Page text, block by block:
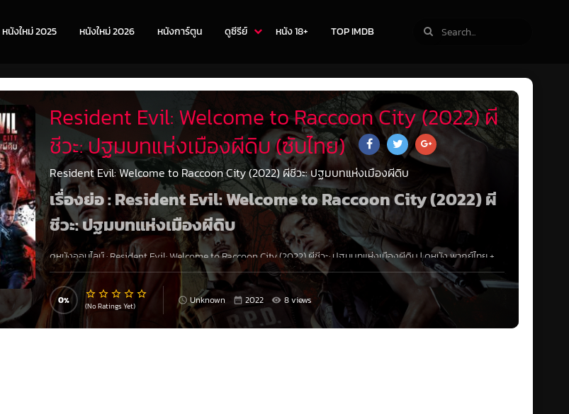
หนังใหม่ 2025 หนังใหม่ 2026 หนังการ์ตูน ดูซีรีย์ หนัง 18+ TOP IMDB
Resident Evil: Welcome to Raccoon City (2022) ผี
ชีวะ: ปฐมบทแห่งเมืองผีดิบ (ซับไทย)
Resident Evil: Welcome to Raccoon City (2022) ผีชีวะ: ปฐมบทแห่งเมืองผีดิบ
เรื่องย่อ : Resident Evil: Welcome to Raccoon City (2022) ผี
ชีวะ: ปฐมบทแห่งเมืองผีดิบ
ดูหนังออนไลน์ :Resident Evil: Welcome to Raccoon City (2022) ผีชีวะ: ปฐมบทแห่งเมืองผีดิบ|ดูหนังพากย์ไทย +
ซับไทย 1080P เต็มเรื่อง กาลครั้งหนึ่งเมื่ออัมเบรลล่า คอร์เปอเรชั่น บริษัทยายักษ์ใหญ่เฟื่องฟู เมืองแรคคูนซิตี้กลับค่อย
ๆ ตายลงอย่างช้า ๆ ครั้นบริษัทหายจากไปเมืองก็กลับกลายเป็นเมืองว่างเปล่า เหลือเพียงแต่ปีศาจร้ายที่ยังคงอยู่ภายใน
นั้น ทันใดที่ปีศาจถูกปลดปล่อยชาวเมืองก็เปลี่ยนไปตลอดกาล ทำให้กลุ่มผู้รอดชีวิตต้องร่วมมือกันเพื่อค้นหาความจริง
เบื้องหลัง ด้วยการบุกเข้าไปในอัมเบรลล่า คอร์เปอเรชั่นตอนกลางคืน
0 (No Ratings Yet) Unknown 2022 8 views